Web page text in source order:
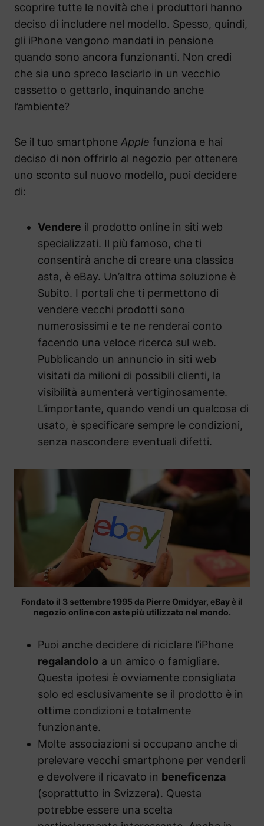
scoprire tutte le novità che i produttori hanno
deciso di includere nel modello. Spesso, quindi,
gli iPhone vengono mandati in pensione
quando sono ancora funzionanti. Non credi
che sia uno spreco lasciarlo in un vecchio
cassetto o gettarlo, inquinando anche
l’ambiente?
Se il tuo smartphone Apple funziona e hai
deciso di non offrirlo al negozio per ottenere
uno sconto sul nuovo modello, puoi decidere
di:
Vendere il prodotto online in siti web
specializzati. Il più famoso, che ti
consentirà anche di creare una classica
asta, è eBay. Un’altra ottima soluzione è
Subito. I portali che ti permettono di
vendere vecchi prodotti sono
numerosissimi e te ne renderai conto
facendo una veloce ricerca sul web.
Pubblicando un annuncio in siti web
visitati da milioni di possibili clienti, la
visibilità aumenterà vertiginosamente.
L’importante, quando vendi un qualcosa di
usato, è specificare sempre le condizioni,
senza nascondere eventuali difetti.
Fondato il 3 settembre 1995 da Pierre Omidyar, eBay è il
negozio online con aste più utilizzato nel mondo.
Puoi anche decidere di riciclare l’iPhone
regalandolo a un amico o famigliare.
Questa ipotesi è ovviamente consigliata
solo ed esclusivamente se il prodotto è in
ottime condizioni e totalmente
funzionante.
Molte associazioni si occupano anche di
prelevare vecchi smartphone per venderli
e devolvere il ricavato in beneficenza
(soprattutto in Svizzera). Questa
potrebbe essere una scelta